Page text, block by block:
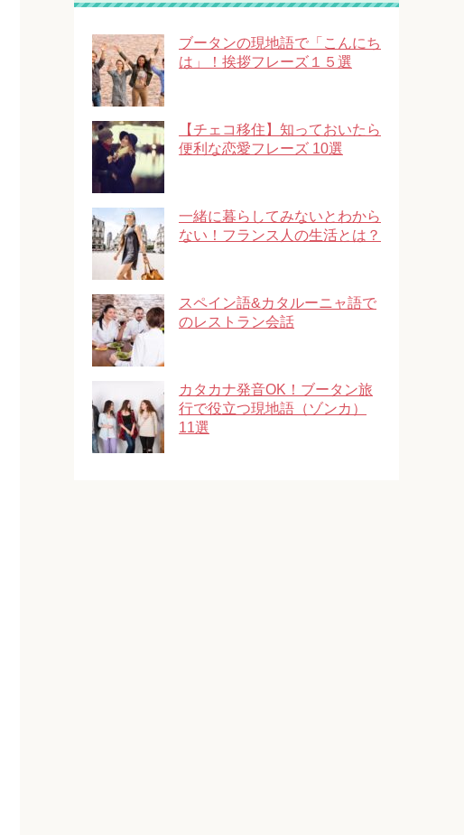
ブータンの現地語で「こんにち
は」！挨拶フレーズ１５選
【チェコ移住】知っておいたら
便利な恋愛フレーズ 10選
一緒に暮らしてみないとわから
ない！フランス人の生活とは？
スペイン語&カタルーニャ語で
のレストラン会話
カタカナ発音OK！ブータン旅
行で役立つ現地語（ゾンカ）
11選